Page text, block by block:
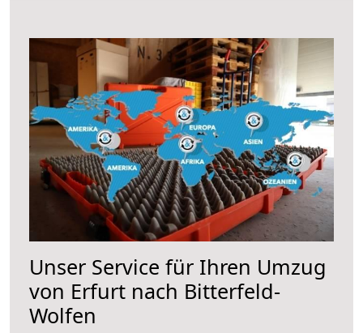
Unser Service für Ihren Umzug
von Erfurt nach Bitterfeld-
Wolfen